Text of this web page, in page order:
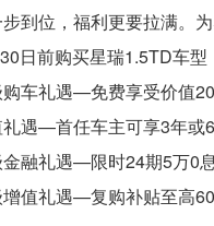
到位，福利更要拉满。
日前购买星瑞1.5TD车
车礼遇—免费享受价值
遇—首任车主可享3年或
融礼遇—限时24期5万0
值礼遇—复购补贴至高